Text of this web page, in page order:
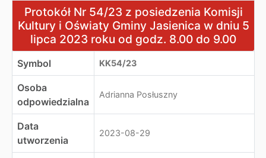
Protokół Nr 54/23 z posiedzenia Komisji Kultury i
Protokół Nr 54/23 z posiedzenia Komisji
Kultury i Oświaty Gminy Jasienica w dniu 5
lipca 2023 roku od godz. 8.00 do 9.00
Symbol KK54/23
Osoba
odpowiedzialna
Adrianna Posłuszny
Data
utworzenia
2023-08-29